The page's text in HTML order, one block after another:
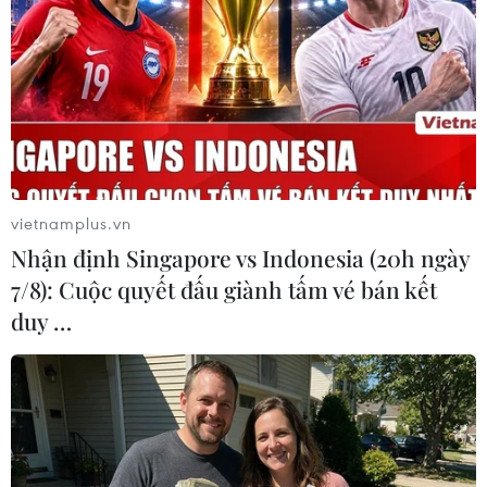
Nam Nhật Bản, sân bay Okinawa
phải đóng cửa
07/08/2026 09:10
Thái Lan: Ôtô lao vào trung tâm
chăm sóc trẻ làm khoảng nạn nhân
bị thương
07/08/2026 08:13
Thủ tướng Thái Lan chỉ đạo khẩn sau
vụ xả súng tại trường học
07/08/2026 06:37
Thái Lan: Xả súng gây thương vong
vietnamplus.vn
Nhận định Singapore vs Indonesia (20h ngày
7/8): Cuộc quyết đấu giành tấm vé bán kết
duy …